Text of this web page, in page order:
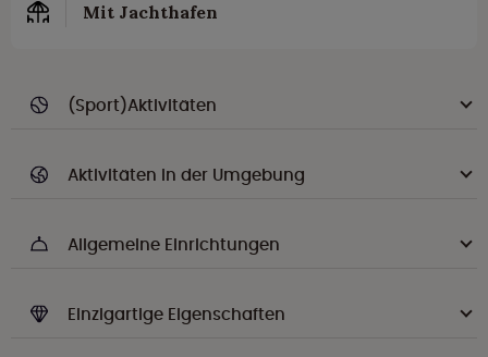
Mit Jachthafen
(Sport)Aktivitäten
Aktivitäten in der Umgebung
Allgemeine Einrichtungen
Einzigartige Eigenschaften